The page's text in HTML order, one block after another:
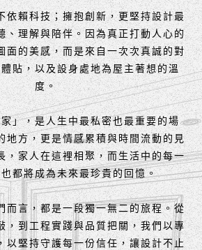
依賴科技；擁抱創新，更堅持設計最
理解與陪伴。因為真正打動人心的
面的美感，而是來自一次次真誠的對
貼，以及設身處地為屋主著想的溫
度。
」，是人生中最私密也最重要的場
地方，更是情感累積與時間流動的見
，家人在這裡相聚，而生活中的每一
都將成為未來最珍貴的回憶。
而言，都是一段獨一無二的旅程。從
，到工程實踐與品質把關，我們以專
以堅持守護每一份信任，讓設計不止